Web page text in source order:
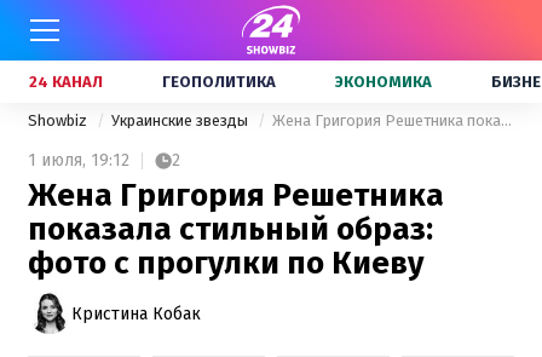
24 КАНАЛ ГЕОПОЛИТИКА ЭКОНОМИКА
Showbiz Украинские звезды Жена Григория Решетника показала стильный образ: фото с прогулки по Киеву
1 июля, 19:12 2
Жена Григория Решетника
показала стильный образ:
фото с прогулки по Киеву
Кристина Кобак